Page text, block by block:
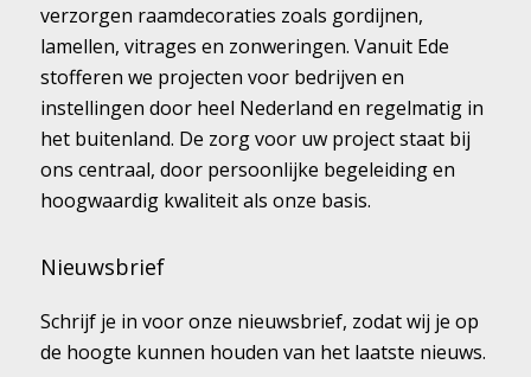
verzorgen raamdecoraties zoals gordijnen,
lamellen, vitrages en zonweringen. Vanuit Ede
stofferen we projecten voor bedrijven en
instellingen door heel Nederland en regelmatig in
het buitenland. De zorg voor uw project staat bij
ons centraal, door persoonlijke begeleiding en
hoogwaardig kwaliteit als onze basis.
Nieuwsbrief
Schrijf je in voor onze nieuwsbrief, zodat wij je op
de hoogte kunnen houden van het laatste nieuws.